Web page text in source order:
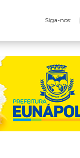
Siga-nos: